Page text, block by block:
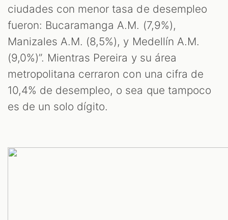
ciudades con menor tasa de desempleo
fueron: Bucaramanga A.M. (7,9%),
Manizales A.M. (8,5%), y Medellín A.M.
(9,0%)”. Mientras Pereira y su área
metropolitana cerraron con una cifra de
10,4% de desempleo, o sea que tampoco
es de un solo dígito.